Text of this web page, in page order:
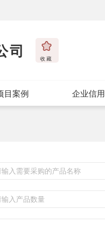
司 收藏
目案例 企业信用